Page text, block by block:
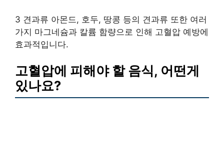
3 견과류 아몬드, 호두, 땅콩 등의 견과류 또한 여러
가지 마그네슘과 칼륨 함량으로 인해 고혈압 예방에
효과적입니다.
고혈압에 피해야 할 음식, 어떤게
있나요?